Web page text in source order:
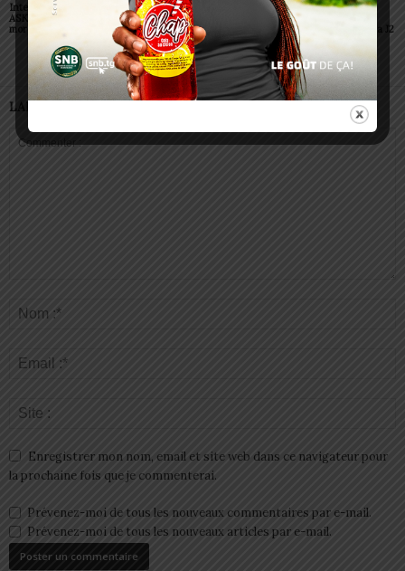
Interclubs CAF: ASCK et
ASKO face à deux gros
morceaux
Championnats scolaires :
le LETP Sokodé décroche
le titre national
Championnat D2 : des
surprises et des
confirmations lors de la J2
LAISSER UN COMMENTAIRE
Enregistrer mon nom, email et site web dans ce navigateur pour
la prochaine fois que je commenterai.
Prévenez-moi de tous les nouveaux commentaires par e-mail.
Prévenez-moi de tous les nouveaux articles par e-mail.